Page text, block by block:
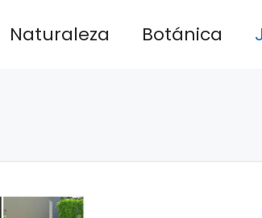
Naturaleza Botánica